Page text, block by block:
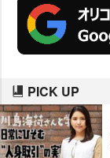
PICK UP